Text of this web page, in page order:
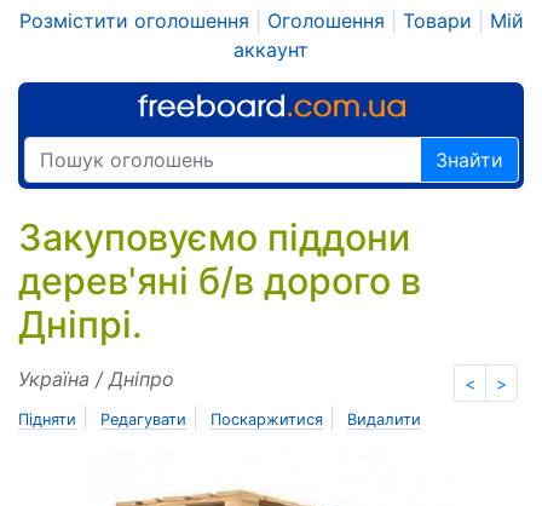
Розмістити оголошення Оголошення Товари
Мій
аккаунт
Знайти
Закуповуємо піддони
дерев'яні б/в дорого в
Дніпрі.
< >
Україна / Дніпро
Підняти Редагувати Поскаржитися Видалити